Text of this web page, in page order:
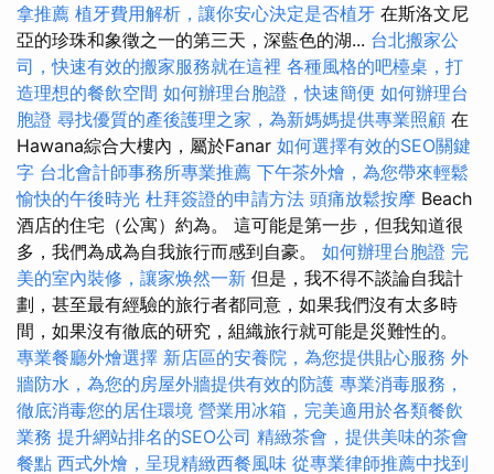
拿推薦 植牙費用解析，讓你安心決定是否植牙 在斯洛文尼
亞的珍珠和象徵之一的第三天，深藍色的湖... 台北搬家公
司，快速有效的搬家服務就在這裡 各種風格的吧檯桌，打
造理想的餐飲空間 如何辦理台胞證，快速簡便 如何辦理台
胞證 尋找優質的產後護理之家，為新媽媽提供專業照顧 在
Hawana綜合大樓內，屬於Fanar 如何選擇有效的SEO關鍵
字 台北會計師事務所專業推薦 下午茶外燴，為您帶來輕鬆
愉快的午後時光 杜拜簽證的申請方法 頭痛放鬆按摩 Beach
酒店的住宅（公寓）約為。 這可能是第一步，但我知道很
多，我們為成為自我旅行而感到自豪。 如何辦理台胞證 完
美的室內裝修，讓家焕然一新 但是，我不得不談論自我計
劃，甚至最有經驗的旅行者都同意，如果我們沒有太多時
間，如果沒有徹底的研究，組織旅行就可能是災難性的。
專業餐廳外燴選擇 新店區的安養院，為您提供貼心服務 外
牆防水，為您的房屋外牆提供有效的防護 專業消毒服務，
徹底消毒您的居住環境 營業用冰箱，完美適用於各類餐飲
業務 提升網站排名的SEO公司 精緻茶會，提供美味的茶會
餐點 西式外燴，呈現精緻西餐風味 從專業律師推薦中找到